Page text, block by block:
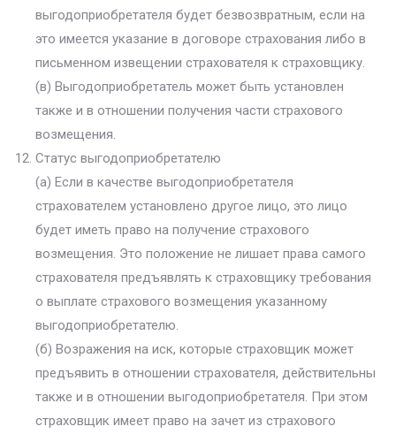
выгодоприобретателя будет безвозвратным, если на
это имеется указание в договоре страхования либо в
письменном извещении страхователя к страховщику.
(в) Выгодоприобретатель может быть установлен
также и в отношении получения части страхового
возмещения.
Статус выгодоприобретателю
(а) Если в качестве выгодоприобретателя
страхователем установлено другое лицо, это лицо
будет иметь право на получение страхового
возмещения. Это положение не лишает права самого
страхователя предъявлять к страховщику требования
о выплате страхового возмещения указанному
выгодоприобретателю.
(б) Возражения на иск, которые страховщик может
предъявить в отношении страхователя, действительны
также и в отношении выгодоприобретателя. При этом
страховщик имеет право на зачет из страхового